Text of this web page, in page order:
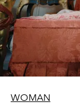
WOMAN